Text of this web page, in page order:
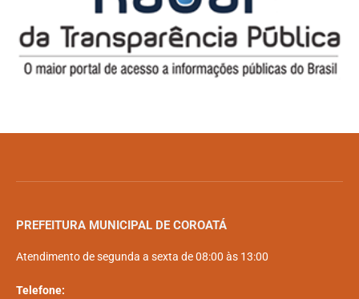
PREFEITURA MUNICIPAL DE COROATÁ
Atendimento de segunda a sexta de 08:00 às 13:00
Telefone: